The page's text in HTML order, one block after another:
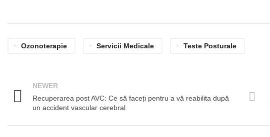
Ozonoterapie Servicii Medicale Teste Posturale
NEWER
Recuperarea post AVC: Ce să faceți pentru a vă reabilita după
un accident vascular cerebral